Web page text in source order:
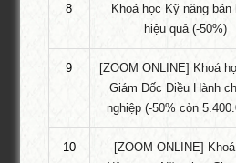
Khóa Học Giám Đốc Tài Chính
Phong thủy ứng dụng dành cho
Khóa Học Giám Đốc Kinh Doanh
Khóa học giám đốc Marketing
8
Khoá học Kỹ năng bán
hiệu quả (-50%)
9
[ZOOM ONLINE] Khoá
Giám Đốc Điều Hành
nghiệp (-50% còn
10
[ZOOM ONLINE]